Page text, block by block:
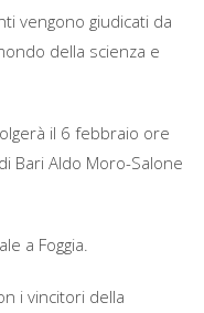
vengono giudicati da
della scienza e
il 6 febbraio ore
Bari Aldo Moro-Salone
a Foggia.
i vincitori della